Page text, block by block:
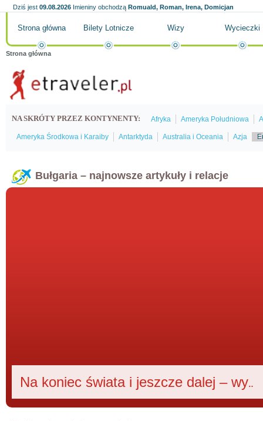
Dziś jest 09.08.2026 Imieniny obchodzą Romuald, Roman, Irena, Domicjan
Strona główna Bilety Lotnicze Wizy Wycieczki
Strona główna
NA SKRÓTY PRZEZ KONTYNENTY: Afryka Ameryka Południowa
Ameryka Środkowa i Karaiby Antarktyda Australia i Oceania Azja
Bułgaria – najnowsze artykuły i relacje
Na koniec świata i jeszcze dalej – wywiad z Krzysztofem Kamińskim